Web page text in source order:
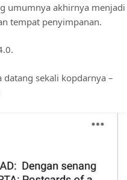
umumnya akhirnya menjadi
tempat penyimpanan.
sekali kopdarnya –